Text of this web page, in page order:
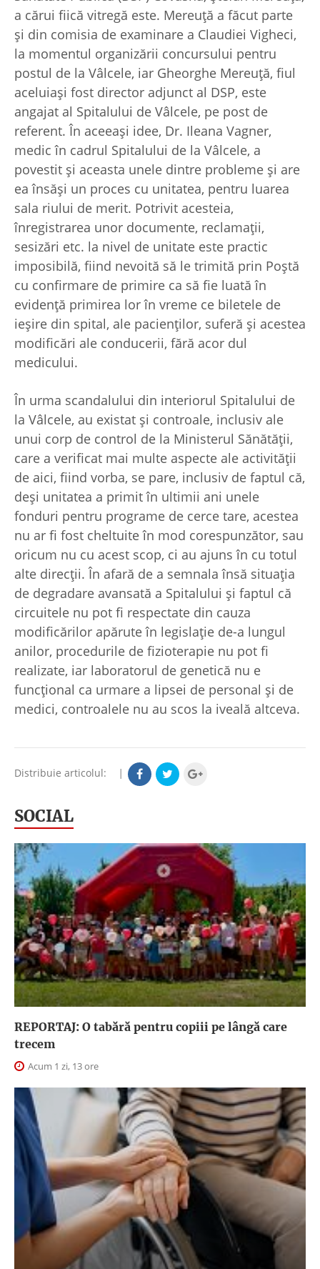
a cărui fiică vitregă este. Mereuță a făcut parte
și din comisia de examinare a Claudiei Vigheci,
la momentul organizării concursului pentru
postul de la Vâlcele, iar Gheorghe Mereuță, fiul
aceluiași fost director adjunct al DSP, este
angajat al Spitalului de Vâlcele, pe post de
referent. În aceeaşi idee, Dr. Ileana Vagner,
medic în cadrul Spitalului de la Vâlcele, a
povestit și aceasta unele dintre probleme și are
ea însăși un proces cu unitatea, pentru luarea
sala riului de merit. Potrivit acesteia,
înregistrarea unor documente, reclamații,
sesizări etc. la nivel de unitate este practic
imposibilă, fiind nevoită să le trimită prin Poștă
cu confirmare de primire ca să fie luată în
evidență primirea lor în vreme ce biletele de
ieșire din spital, ale pacienților, suferă și acestea
modificări ale conducerii, fără acor dul
medicului.
În urma scandalului din interiorul Spitalului de
la Vâlcele, au existat şi controale, inclusiv ale
unui corp de control de la Ministerul Sănătății,
care a verificat mai multe aspecte ale activității
de aici, fiind vorba, se pare, inclusiv de faptul că,
deși unitatea a primit în ultimii ani unele
fonduri pentru programe de cerce tare, acestea
nu ar fi fost cheltuite în mod corespunzător, sau
oricum nu cu acest scop, ci au ajuns în cu totul
alte direcții. În afară de a semnala însă situaţia
de degradare avansată a Spitalului şi faptul că
circuitele nu pot fi respectate din cauza
modificărilor apărute în legislație de-a lungul
anilor, procedurile de fizioterapie nu pot fi
realizate, iar laboratorul de genetică nu e
funcțional ca urmare a lipsei de personal și de
medici, controalele nu au scos la iveală altceva.
Distribuie articolul: |
SOCIAL
REPORTAJ: O tabără pentru copiii pe lângă care
trecem
Acum 1 zi, 13 ore